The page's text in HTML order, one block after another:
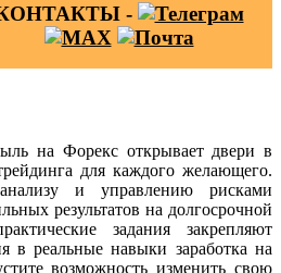
-
на Форекс открывает двери в
для каждого желающего.
и управлению рисками
результатов на долгосрочной
задания закрепляют
в реальные навыки заработка на
возможность изменить свою